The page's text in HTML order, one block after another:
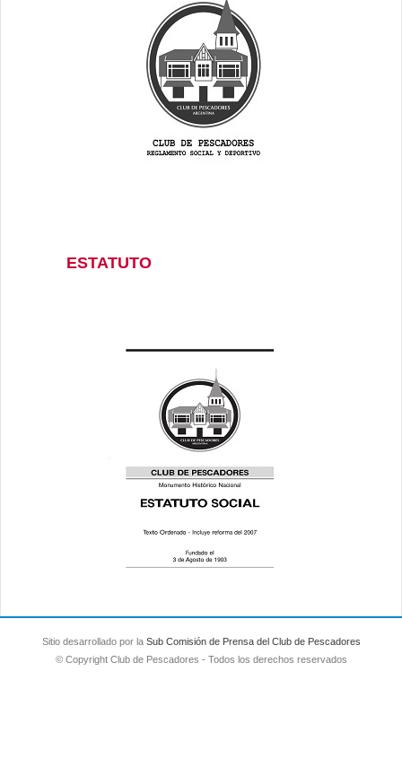
ESTATUTO
Sitio desarrollado por la Sub Comisión de Prensa del Club de Pescadores
© Copyright Club de Pescadores - Todos los derechos reservados